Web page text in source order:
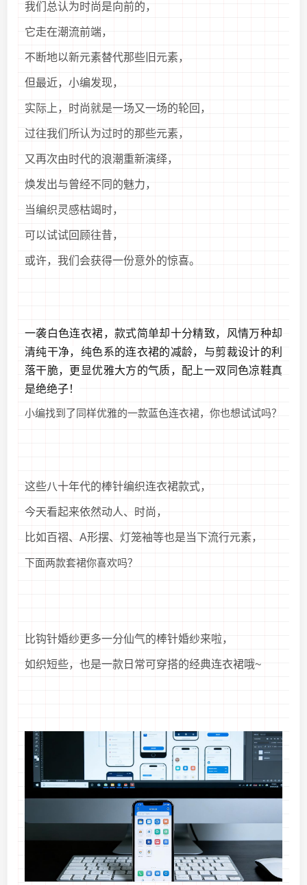
我们总认为时尚是向前的，
它走在潮流前端，
不断地以新元素替代那些旧元素，
但最近，小编发现，
实际上，时尚就是一场又一场的轮回，
过往我们所认为过时的那些元素，
又再次由时代的浪潮重新演绎，
焕发出与曾经不同的魅力，
当编织灵感枯竭时，
可以试试回顾往昔，
或许，我们会获得一份意外的惊喜。
一袭白色连衣裙， 款式简单却十分精致， 风情万种却
清纯干净， 纯色系的连衣裙的减龄，与剪裁设计的利
落干脆，更显优雅大方的气质， 配上一双同色凉鞋真
是绝绝子！
小编找到了同样优雅的一款蓝色连衣裙，你也想试试吗？
这些八十年代的棒针编织连衣裙款式，
今天看起来依然动人、时尚，
比如百褶、A形摆、灯笼袖等也是当下流行元素，
下面两款套裙你喜欢吗？
比钩针婚纱更多一分仙气的棒针婚纱来啦，
如织短些，也是一款日常可穿搭的经典连衣裙哦~